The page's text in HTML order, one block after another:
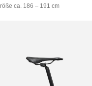
ca. 186 – 191 cm